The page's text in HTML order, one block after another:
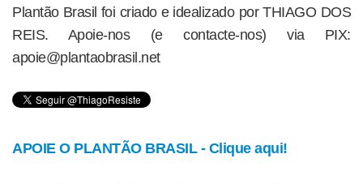
Plantão Brasil foi criado e idealizado por THIAGO DOS
REIS. Apoie-nos (e contacte-nos) via PIX:
apoie@plantaobrasil.net
APOIE O PLANTÃO BRASIL - Clique aqui!